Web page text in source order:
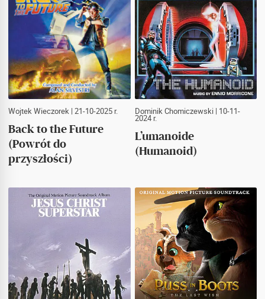
Wojtek Wieczorek | 21-10-2025 r.
Back to the Future
(Powrót do
przyszłości)
Dominik Chomiczewski| 10-11-
2024 r.
L’umanoide
(Humanoid)